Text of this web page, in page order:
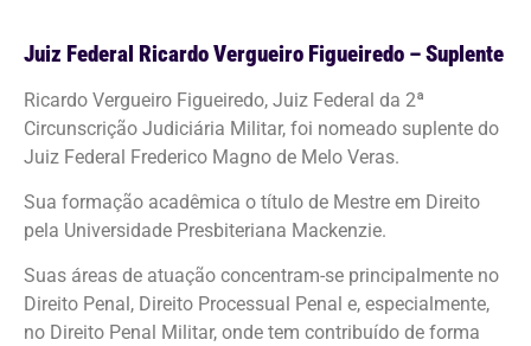
Juiz Federal Ricardo Vergueiro Figueiredo – Suplente
Ricardo Vergueiro Figueiredo, Juiz Federal da 2ª
Circunscrição Judiciária Militar, foi nomeado suplente do
Juiz Federal Frederico Magno de Melo Veras.
Sua formação acadêmica o título de Mestre em Direito
pela Universidade Presbiteriana Mackenzie.
Suas áreas de atuação concentram-se principalmente no
Direito Penal, Direito Processual Penal e, especialmente,
no Direito Penal Militar, onde tem contribuído de forma